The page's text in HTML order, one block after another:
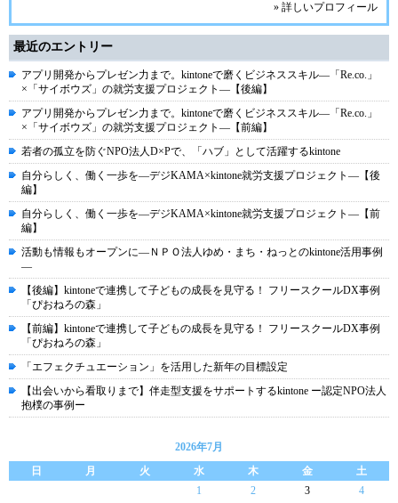
» 詳しいプロフィール
最近のエントリー
アプリ開発からプレゼン力まで。kintoneで磨くビジネススキル―「Re.co.」
×「サイボウズ」の就労支援プロジェクト―【後編】
アプリ開発からプレゼン力まで。kintoneで磨くビジネススキル―「Re.co.」
×「サイボウズ」の就労支援プロジェクト―【前編】
若者の孤立を防ぐNPO法人D×Pで、「ハブ」として活躍するkintone
自分らしく、働く一歩を―デジKAMA×kintone就労支援プロジェクト―【後
編】
自分らしく、働く一歩を―デジKAMA×kintone就労支援プロジェクト―【前
編】
活動も情報もオープンに―ＮＰＯ法人ゆめ・まち・ねっとのkintone活用事例
―
【後編】kintoneで連携して子どもの成長を見守る！ フリースクールDX事例
「ぴおねろの森」
【前編】kintoneで連携して子どもの成長を見守る！ フリースクールDX事例
「ぴおねろの森」
「エフェクチュエーション」を活用した新年の目標設定
【出会いから看取りまで】伴走型支援をサポートするkintone ー認定NPO法人
抱樸の事例ー
2026年7月
日
月 火 水 木 金
土
1
2 3
4